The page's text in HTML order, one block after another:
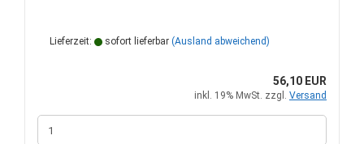
Lieferzeit: sofort lieferbar (Ausland abweichend)
56,10 EUR
inkl. 19% MwSt. zzgl. Versand